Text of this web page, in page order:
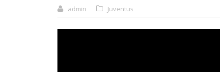
admin Juventus